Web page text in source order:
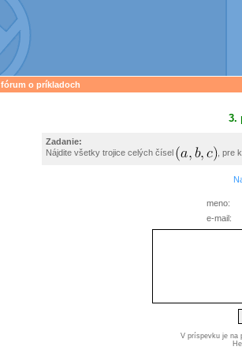
fórum o príkladoch
3.
Zadanie:
Nájdite všetky trojice celých čísel
, pre
meno:
e-mail:
V príspevku je na